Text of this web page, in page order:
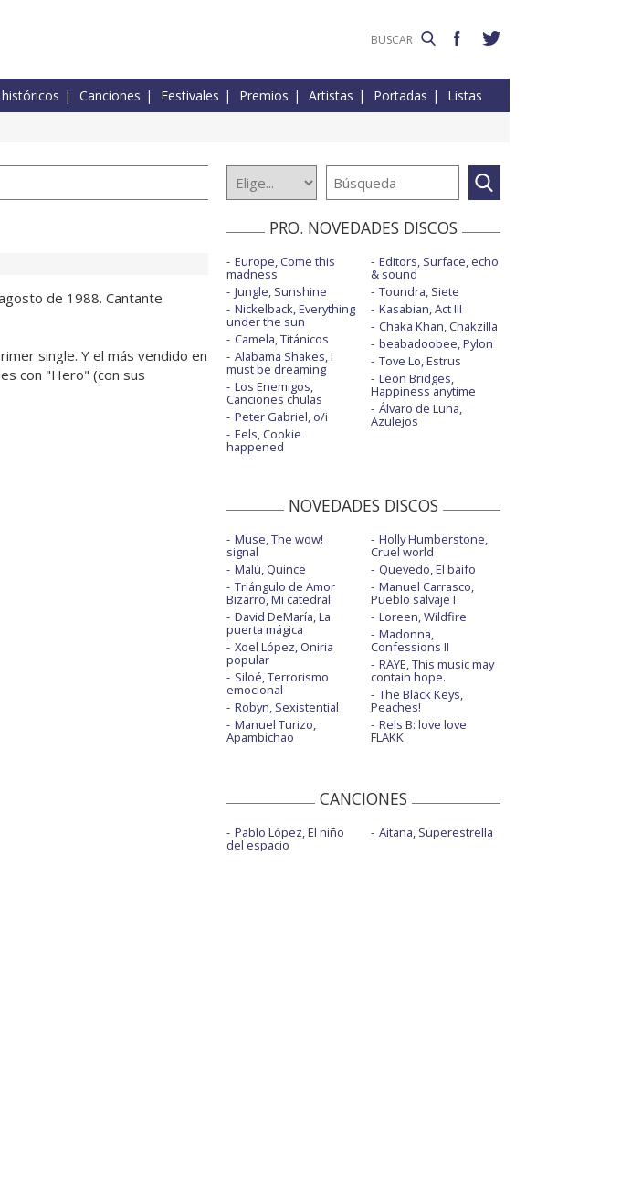
Canciones Festivales Premios Artistas Portadas Listas
de 1988. Cantante
single. Y el más vendido en
con "Hero" (con sus
PRO. NOVEDADES DISCOS
Europe, Come this
madness
Jungle, Sunshine
Nickelback, Everything
under the sun
Camela, Titánicos
Alabama Shakes, I
must be dreaming
Los Enemigos,
Canciones chulas
Peter Gabriel, o/i
Eels, Cookie
happened
Editors, Surface, echo
& sound
Toundra, Siete
Kasabian, Act III
Chaka Khan, Chakzilla
beabadoobee, Pylon
Tove Lo, Estrus
Leon Bridges,
Happiness anytime
Álvaro de Luna,
Azulejos
NOVEDADES DISCOS
Muse, The wow!
signal
Malú, Quince
Triángulo de Amor
Bizarro, Mi catedral
David DeMaría, La
puerta mágica
Xoel López, Oniria
popular
Siloé, Terrorismo
emocional
Robyn, Sexistential
Manuel Turizo,
Apambichao
Holly Humberstone,
Cruel world
Quevedo, El baifo
Manuel Carrasco,
Pueblo salvaje I
Loreen, Wildfire
Madonna,
Confessions II
RAYE, This music may
contain hope.
The Black Keys,
Peaches!
Rels B: love love
FLAKK
CANCIONES
Pablo López, El niño
del espacio
Aitana, Superestrella